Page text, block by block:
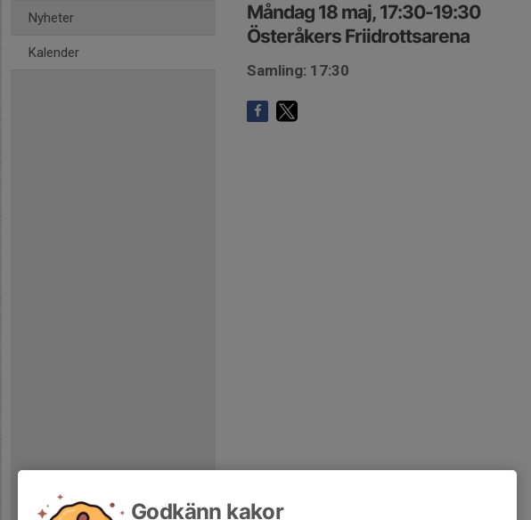
Nyheter
Kalender
Måndag 18 maj, 17:30-19:30
Österåkers Friidrottsarena
Samling: 17:30
Godkänn kakor